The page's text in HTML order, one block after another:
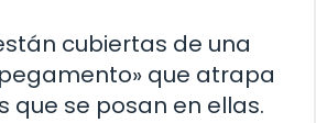
cubiertas de una
que atrapa
que se posan en ellas.